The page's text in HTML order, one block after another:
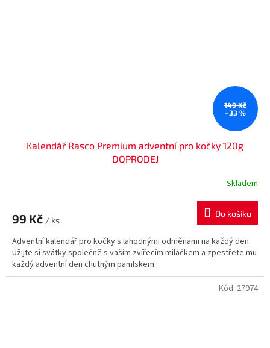
149 Kč
–33 %
Kalendář Rasco Premium adventní pro kočky 120g
DOPRODEJ
Skladem
99 Kč / ks
Do košíku
Adventní kalendář pro kočky s lahodnými odměnami na každý den.
Užijte si svátky společně s vaším zvířecím miláčkem a zpestřete mu
každý adventní den chutným pamlskem.
Kód: 27974